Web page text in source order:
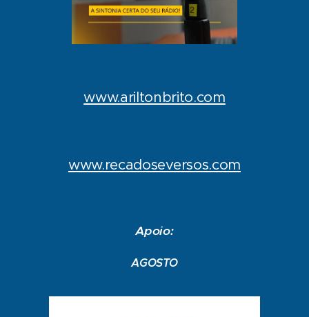
www.ariltonbrito.com
www.recadoseversos.com
Apoio:
AGOSTO